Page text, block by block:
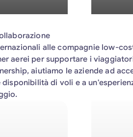
alle compagnie low-
aerei per supportare i
aiutiamo le aziende ad
di voli e a